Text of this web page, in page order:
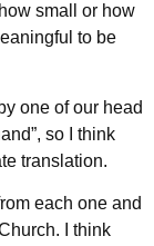
small or how
to be
one of our head
so I think
translation.
each one and
I think